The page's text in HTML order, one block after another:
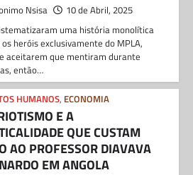
Nsisa 10 de Abril, 2025
uma história monolítica
heróis exclusivamente do MPLA,
aceitarem que mentiram durante
então…
HUMANOS, ECONOMIA
E A
QUE CUSTAM
AO PROFESSOR DIAVAVA
EM ANGOLA